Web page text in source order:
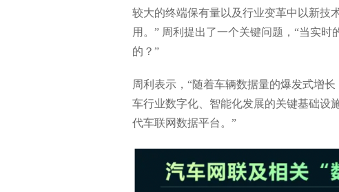
较大的终端保有量以及行业变革中以新技
用。” 周利提出了一个关键问题，“当实
的？”
周利表示，“随着车辆数据量的爆发式增
车行业数字化、智能化发展的关键基础设
代车联网数据平台。”